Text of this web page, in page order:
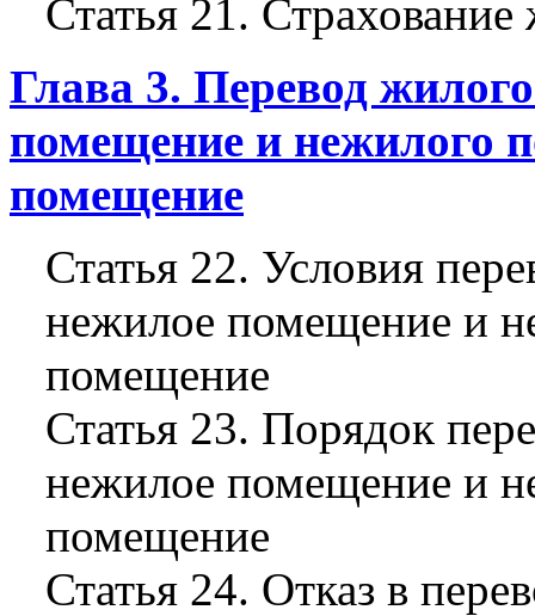
Статья 21.
Глава 3. Перевод
помещение и нежилого
помещение
Статья 22. Условия
нежилое помещение и
помещение
Статья 23. Порядок
нежилое помещение и
помещение
Статья 24. Отказ в